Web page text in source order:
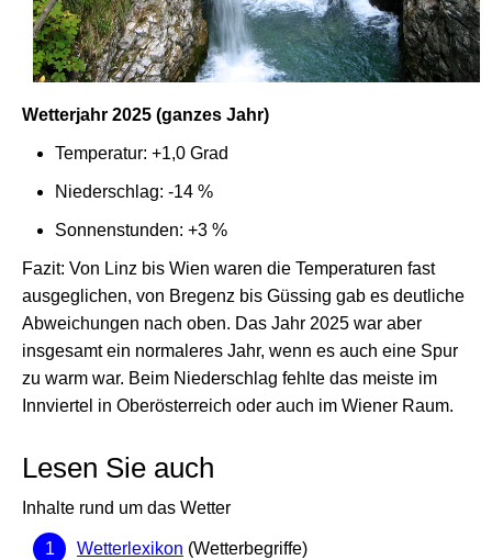
Wetterjahr 2025 (ganzes Jahr)
Temperatur: +1,0 Grad
Niederschlag: -14 %
Sonnenstunden: +3 %
Fazit: Von Linz bis Wien waren die Temperaturen fast
ausgeglichen, von Bregenz bis Güssing gab es deutliche
Abweichungen nach oben. Das Jahr 2025 war aber
insgesamt ein normaleres Jahr, wenn es auch eine Spur
zu warm war. Beim Niederschlag fehlte das meiste im
Innviertel in Oberösterreich oder auch im Wiener Raum.
Lesen Sie auch
Inhalte rund um das Wetter
Wetterlexikon (Wetterbegriffe)